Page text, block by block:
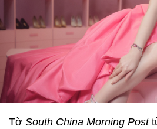
Tờ South China Morning Post